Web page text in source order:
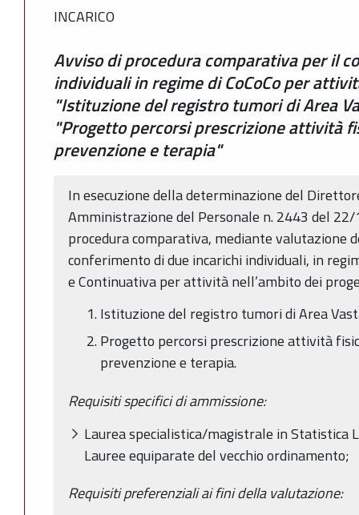
INCARICO
Avviso di procedura comparativa per il
individuali in regime di CoCoCo per
"Istituzione del registro tumori di Area
"Progetto percorsi prescrizione attività
prevenzione e terapia"
In esecuzione della determinazione del
Amministrazione del Personale n. 2443 del
procedura comparativa, mediante valutazione
conferimento di due incarichi individuali, in
e Continuativa per attività nell’ambito dei
Istituzione del registro tumori di Area
Progetto percorsi prescrizione attività
prevenzione e terapia.
Requisiti specifici di ammissione:
Laurea specialistica/magistrale in Statistica
Lauree equiparate del vecchio ordinamento;
Requisiti preferenziali ai fini della valutazione: